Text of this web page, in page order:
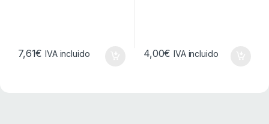
7,61€ IVA incluido 4,00€ IVA incluido